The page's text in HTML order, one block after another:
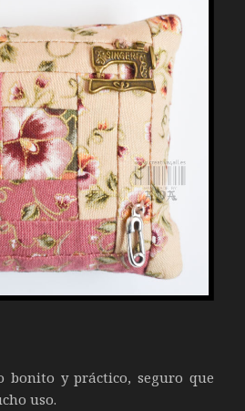
bonito y práctico, seguro que
uso.